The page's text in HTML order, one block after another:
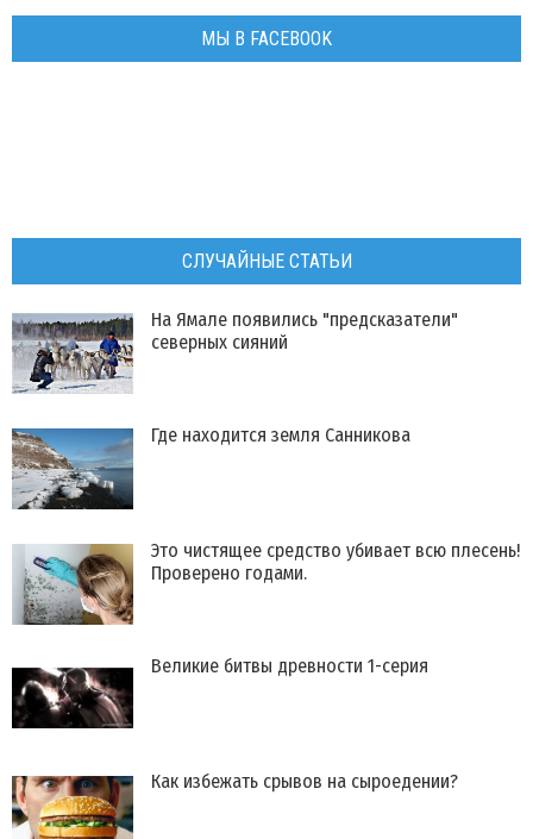
МЫ В FACEBOOK
СЛУЧАЙНЫЕ СТАТЬИ
На Ямале появились "предсказатели"
северных сияний
Где находится земля Санникова
Это чистящее средство убивает всю плесень!
Проверено годами.
Великие битвы древности 1-серия
Как избежать срывов на сыроедении?